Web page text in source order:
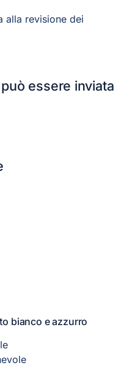
alla revisione dei
essere inviata
bianco e azzurro